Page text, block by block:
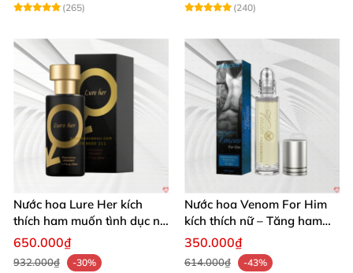
(265)
(240)
Nước hoa Lure Her kích
thích ham muốn tình dục nữ
giới cực mạnh không mùi
650.000₫
932.000₫
-30%
Nước hoa Venom For Him
kích thích nữ – Tăng ham
muốn, kích dục hiệu quả
350.000₫
614.000₫
-43%